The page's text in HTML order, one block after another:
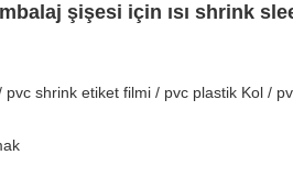
şişesi için ısı shrink
shrink etiket filmi / pvc plastik Kol /